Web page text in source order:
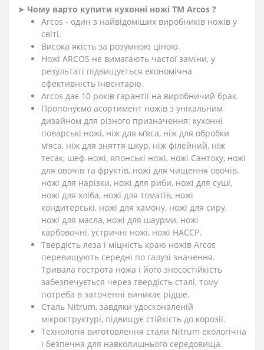
➤ Чому варто купити кухонні ножі ТМ Arcos ?
Arcos - один з найвідоміших виробників ножів у
світі.
Висока якість за розумною ціною.
Ножі ARCOS не вимагають частої заміни, у
результаті підвищується економічна
ефективність інвентарю.
Arcos дає 10 років гарантії на виробничий брак.
Пропонуємо асортимент ножів з унікальним
дизайном для різного призначення: кухонні
поварські ножі, ніж для м’яса, ніж для обробки
м’яса, ніж для зняття шкур, ніж філейний, ніж
тесак, шеф-ножі, японські ножі, ножі Сантоку, ножі
для овочів та фруктів, ножі для чищення овочів,
ножі для нарізки, ножі для риби, ножі для суші,
ножі для хліба, ножі для томатів, ножі
кондитерські, ножі для хамону, ножі для сиру,
ножі для масла, ножі для шаурми, ножі
карбовочні, устричні ножі, ножі HACCP.
Твердість леза і міцність краю ножів Arcos
перевищують середні по галузі значення.
Тривала гострота ножа і його зносостійкість
забезпечується через твердість сталі, тому
потреба в заточенні виникає рідше.
Сталь Nitrum, завдяки удосконаленій
мікроструктурі, підвищує стійкість до корозії.
Технологія виготовлення стали Nitrum екологічна
і безпечна для навколишнього середовища.